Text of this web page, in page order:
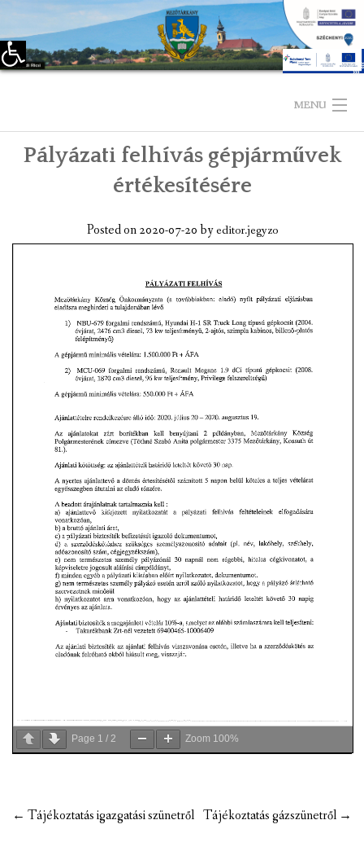
Eszköztár megnyitása
MENU
KEZDŐLAP
LÁTNIVALÓK
ÖNKORMÁNYZAT
KÉPVISELŐ-TESTÜLET
VÁLASZTÁSI INFORMÁCIÓK
NEMZETISÉGI ÖNKORMÁNYZAT
TÁRSULÁS
PÁLYÁZATOK
HIRDETMÉNYEK
ÓVODA ÉS MINI BÖLCSŐDE
Pályázati felhívás gépjárművek
értékesítésére
Posted on2020-07-20byeditor.jegyzo
Page 1 / 2 Zoom 100%
Post
← Tájékoztatás igazgatási szünetről Tájékoztatás gázszünetről →